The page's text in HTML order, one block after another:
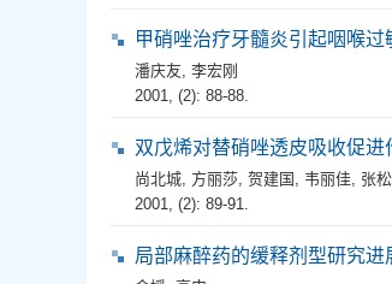
甲硝唑治疗牙髓炎引起咽喉过
潘庆友, 李宏刚
2001, (2): 88-88.
双戊烯对替硝唑透皮吸收促进
尚北城, 方丽莎, 贺建国 , 韦丽佳, 张松
2001, (2): 89-91.
局部麻醉药的缓释剂型研究进